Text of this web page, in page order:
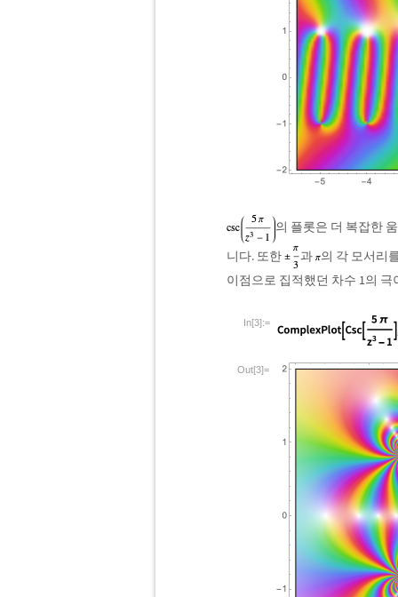
의 플롯은 더 복잡한
니다. 또한
과 의 각 모서리
이점으로 집적했던 차수 1의 극
In[3]:=
Out[3]=